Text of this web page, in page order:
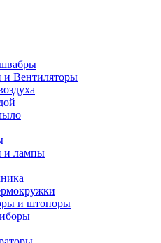
и Вентиляторы
и лампы
и штопоры